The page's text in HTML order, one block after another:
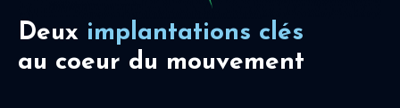
Deux implantations clés
au coeur du mouvement